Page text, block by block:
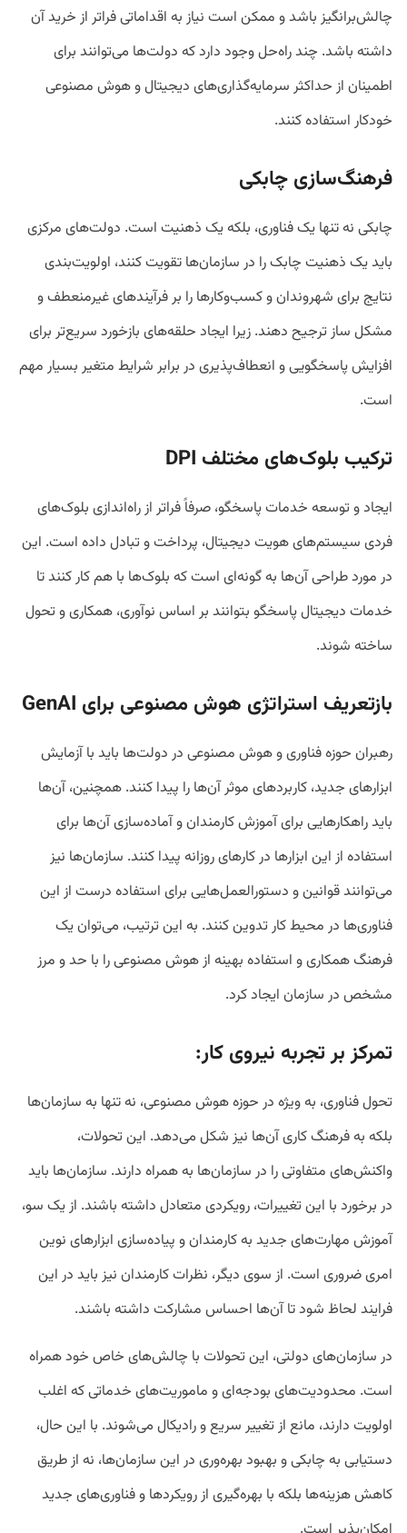
چالش‌برانگیز باشد و ممکن است نیاز به اقداماتی فراتر از خرید آن
داشته باشد. چند راه‌حل‌ وجود دارد که دولت‌ها می‌توانند برای
اطمینان از حداکثر سرمایه‌گذاری‌های دیجیتال و هوش مصنوعی
خودکار استفاده کنند.
فرهنگ‌سازی چابکی
چابکی نه تنها یک فناوری، بلکه یک ذهنیت است. دولت‌های مرکزی
باید یک ذهنیت چابک را در سازمان‌ها تقویت کنند، اولویت‌بندی
نتایج برای شهروندان و کسب‌وکارها را بر فرآیندهای غیرمنعطف و
مشکل ساز ترجیح دهند. زیرا ایجاد حلقه‌های بازخورد سریع‌تر برای
افزایش پاسخگویی و انعطاف‌پذیری در برابر شرایط متغیر بسیار مهم
است.
ترکیب بلوک‌های مختلف
ایجاد و توسعه خدمات پاسخگو، صرفاً فراتر از راه‌اندازی بلوک‌های
فردی سیستم‌های هویت دیجیتال، پرداخت و تبادل داده است. این
در مورد طراحی آن‌ها به گونه‌ای است که بلوک‌ها با هم کار کنند تا
خدمات دیجیتال پاسخگو بتوانند بر اساس نوآوری، همکاری و تحول
ساخته شوند.
بازتعریف استراتژی هوش مصنوعی برای
رهبران حوزه فناوری و هوش مصنوعی در دولت‌ها باید با آزمایش
ابزارهای جدید، کاربردهای موثر آن‌ها را پیدا کنند. همچنین، آن‌ها
باید راهکارهایی برای آموزش کارمندان و آماده‌سازی آن‌ها برای
استفاده از این ابزارها در کارهای روزانه پیدا کنند. سازمان‌ها نیز
می‌توانند قوانین و دستورالعمل‌هایی برای استفاده درست از این
فناوری‌ها در محیط کار تدوین کنند. به این ترتیب، می‌توان یک
فرهنگ همکاری و استفاده بهینه از هوش مصنوعی را با حد و مرز
مشخص در سازمان ایجاد کرد.
تمرکز بر تجربه نیروی کار:
تحول فناوری، به ویژه در حوزه هوش مصنوعی، نه تنها به سازمان‌ها
بلکه به فرهنگ کاری آن‌ها نیز شکل می‌دهد. این تحولات،
واکنش‌های متفاوتی را در سازمان‌ها به همراه دارند. سازمان‌ها باید
در برخورد با این تغییرات، رویکردی متعادل داشته باشند. از یک سو،
آموزش مهارت‌های جدید به کارمندان و پیاده‌سازی ابزارهای نوین
امری ضروری است. از سوی دیگر، نظرات کارمندان نیز باید در این
فرایند لحاظ شود تا آن‌ها احساس مشارکت داشته باشند.
در سازمان‌های دولتی، این تحولات با چالش‌های خاص خود همراه
است. محدودیت‌های بودجه‌ای و ماموریت‌های خدماتی که اغلب
اولویت دارند، مانع از تغییر سریع و رادیکال می‌شوند. با این حال،
دستیابی به چابکی و بهبود بهره‌وری در این سازمان‌ها، نه از طریق
کاهش هزینه‌ها بلکه با بهره‌گیری از رویکردها و فناوری‌های جدید